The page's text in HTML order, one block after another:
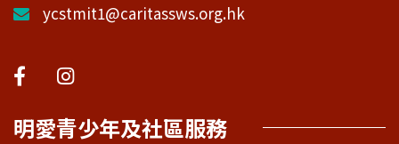
ycstmit1@caritassws.org.hk
明愛青少年及社區服務